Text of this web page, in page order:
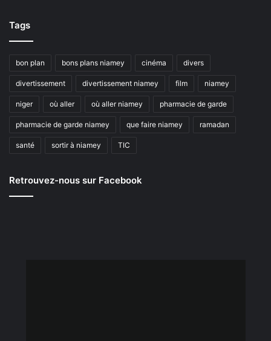
Tags
bon plan bons plans niamey cinéma divers
divertissement divertissement niamey film niamey
niger où aller où aller niamey pharmacie de garde
pharmacie de garde niamey que faire niamey ramadan
santé sortir à niamey TIC
Retrouvez-nous sur Facebook